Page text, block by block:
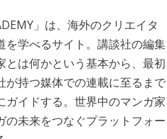
」は、海外のクリエイタ
を学べるサイト。講談社の編集
は何かという基本から、最初
が持つ媒体での連載に至るまで
イドする。世界中のマンガ家
未来をつなぐプラットフォー